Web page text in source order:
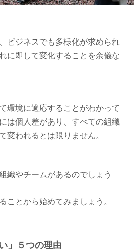
ビジネスでも多様化が求められ
に即して変化することを余儀な
環境に適応することがわかって
は個人差があり、すべての組織
変われるとは限りません。
織やチームがあるのでしょう
ことから始めてみましょう。
」５つの理由